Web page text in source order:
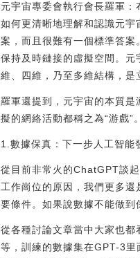
元宇宙專委會執行會長羅軍
如何更清晰地理解和認識元
案，而且很難有一個標準答
保持及時鏈接的虛擬空間。
維、四維，乃至多維結構，是
羅軍還提到，元宇宙的本質是
擬的網絡活動都稱之為“游戲
1.數據保真：下一步人工智能
從目前非常火的ChatGPT談
工作崗位的原因，我們更多
要條件。如果說數據不能做到
從各種討論文章當中大家也
等，訓練的數據集在GPT-3